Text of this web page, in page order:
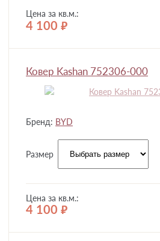
Цена за кв.м.:
4 100 руб.
Ковер Kashan 752306-000
Бренд: BYD
Размер
Цена за кв.м.:
4 100 руб.